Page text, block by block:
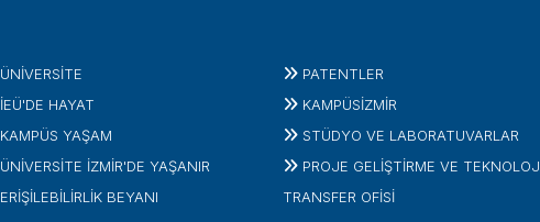
ÜNIVERSITE
İEÜ'DE HAYAT
KAMPÜS YAŞAM
ÜNİVERSİTE İZMİR'DE YAŞANIR
ERİŞİLEBİLİRLİK BEYANI
PATENTLER
KAMPÜSİZMIR
STÜDYO VE LABORATUVARLAR
PROJE GELIŞTIRME VE
TRANSFER OFISI